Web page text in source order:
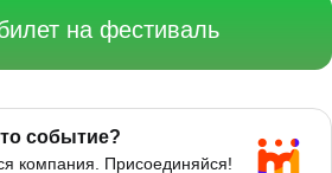
на фестиваль